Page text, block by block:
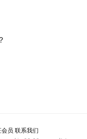
员 联系我们